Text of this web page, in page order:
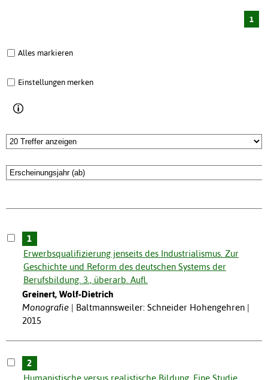
1
Alles markieren
Einstellungen merken
1
Erwerbsqualifizierung jenseits des Industrialismus. Zur
Geschichte und Reform des deutschen Systems der
Berufsbildung. 3., überarb. Aufl.
Greinert, Wolf-Dietrich
Monografie
Baltmannsweiler: Schneider Hohengehren |
2015
2